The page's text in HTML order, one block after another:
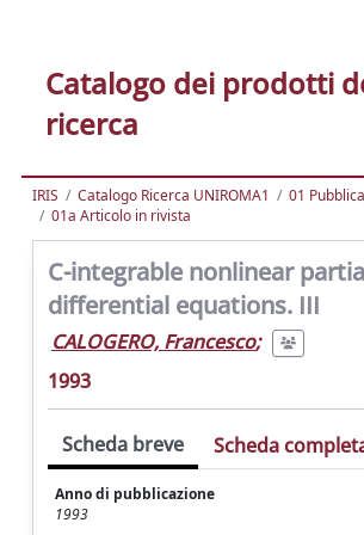
Catalogo dei prodotti
ricerca
IRIS Catalogo Ricerca UNIROMA1
01
01a Articolo in rivista
C-integrable nonlinear
differential equations. III
CALOGERO, Francesco;
1993
Scheda breve Scheda
Anno di pubblicazione
1993